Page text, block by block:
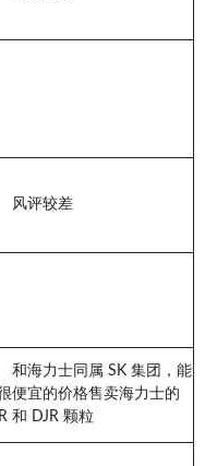
风评较差
和海力士同属 SK 集团，能
便宜的价格售卖海力士的
和 DJR 颗粒